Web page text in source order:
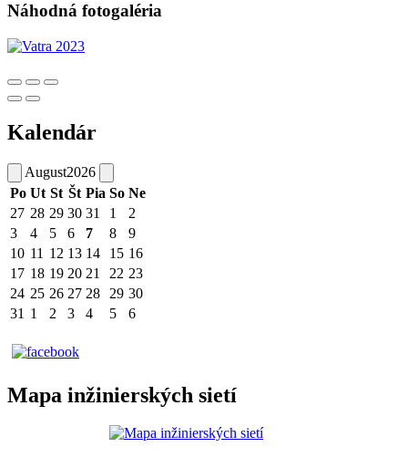
Náhodná fotogaléria
Kalendár
August2026
Po Ut St Št Pia So Ne
27 28 29 30 31 1
2
3
4 5 6 7 8
9
10 11 12 13 14 15 16
17 18 19 20 21 22 23
24 25 26 27 28 29 30
31 1 2 3 4 5 6
Mapa inžinierských sietí